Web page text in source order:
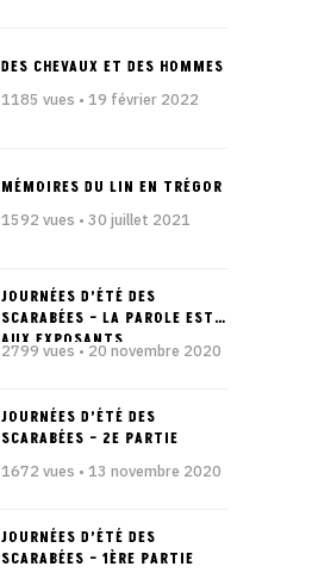
DES CHEVAUX ET DES HOMMES
1185 vues • 19 février 2022
MÉMOIRES DU LIN EN TRÉGOR
1592 vues • 30 juillet 2021
JOURNÉES D’ÉTÉ DES
SCARABÉES – LA PAROLE EST
AUX EXPOSANTS
2799 vues • 20 novembre 2020
JOURNÉES D’ÉTÉ DES
SCARABÉES – 2E PARTIE
1672 vues • 13 novembre 2020
JOURNÉES D’ÉTÉ DES
SCARABÉES – 1ÈRE PARTIE